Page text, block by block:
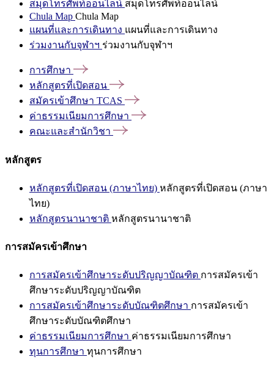
สมุดโทรศัพท์ออนไลน์ สมุดโทรศัพท์ออนไลน์
Chula Map Chula Map
แผนที่และการเดินทาง แผนที่และการเดินทาง
ร่วมงานกับจุฬาฯ ร่วมงานกับจุฬาฯ
การศึกษา
หลักสูตรที่เปิดสอน
สมัครเข้าศึกษา TCAS
ค่าธรรมเนียมการศึกษา
คณะและสำนักวิชา
หลักสูตร
หลักสูตรที่เปิดสอน (ภาษาไทย) หลักสูตรที่เปิดสอน (ภาษา
ไทย)
หลักสูตรนานาชาติ หลักสูตรนานาชาติ
การสมัครเข้าศึกษา
การสมัครเข้าศึกษาระดับปริญญาบัณฑิต การสมัครเข้า
ศึกษาระดับปริญญาบัณฑิต
การสมัครเข้าศึกษาระดับบัณฑิตศึกษา การสมัครเข้า
ศึกษาระดับบัณฑิตศึกษา
ค่าธรรมเนียมการศึกษา ค่าธรรมเนียมการศึกษา
ทุนการศึกษา ทุนการศึกษา